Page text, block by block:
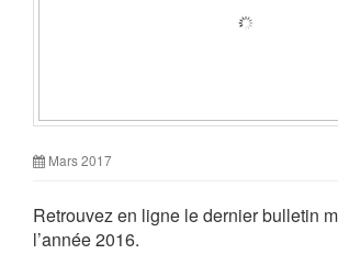
Mars 2017
Retrouvez en ligne le dernier bulletin
l’année 2016.